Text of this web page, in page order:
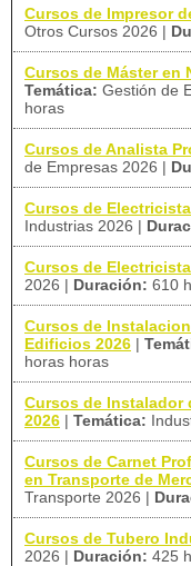
Cursos de Impresor
Otros Cursos 2026 |
Cursos de Máster en
Temática: Gestión de
horas
Cursos de Analista
de Empresas 2026 |
Cursos de
Industrias 2026 |
Cursos de
2026 | Duración: 610
Cursos de
Edificios 2026 |
horas horas
Cursos de Instalador
2026 | Temática:
Cursos de Carnet
en Transporte de
Transporte 2026 |
Cursos de Tubero
2026 | Duración: 425